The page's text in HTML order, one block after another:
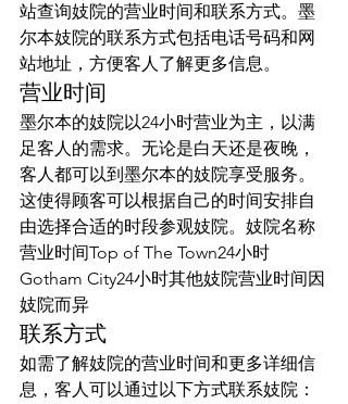
站查询妓院的营业时间和联系方式。墨
尔本妓院的联系方式包括电话号码和网
站地址，方便客人了解更多信息。
营业时间
墨尔本的妓院以24小时营业为主，以满
足客人的需求。无论是白天还是夜晚，
客人都可以到墨尔本的妓院享受服务。
这使得顾客可以根据自己的时间安排自
由选择合适的时段参观妓院。妓院名称
营业时间Top of The Town24小时
Gotham City24小时其他妓院营业时间因
妓院而异
联系方式
如需了解妓院的营业时间和更多详细信
息，客人可以通过以下方式联系妓院：